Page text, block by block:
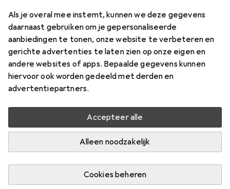
Als je overal mee instemt, kunnen we deze gegevens
daarnaast gebruiken om je gepersonaliseerde
aanbiedingen te tonen, onze website te verbeteren en
gerichte advertenties te laten zien op onze eigen en
andere websites of apps. Bepaalde gegevens kunnen
hiervoor ook worden gedeeld met derden en
advertentiepartners.
Accepteer alle
Alleen noodzakelijk
Cookies beheren
Accessoires voor Value USB 2.0
verlenging, actief, met repeater,
A-C, zwart, 15,0 m
Vind bijpassende accessoires voor de Value USB 2.0
verlenging, actief, met repeater, A-C, zwart, 15,0 m.
Geen producten gevonden